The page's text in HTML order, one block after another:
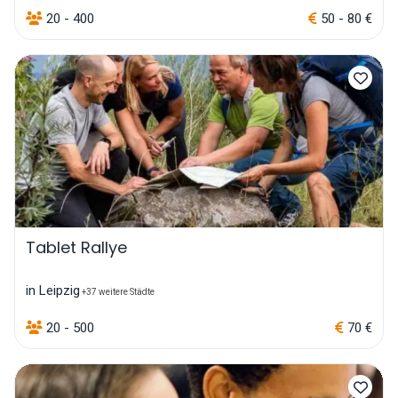
20 - 400 50 - 80 €
Tablet Rallye
in Leipzig +37 weitere Städte
20 - 500 70 €